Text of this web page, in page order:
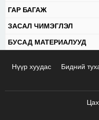
ГАР БАГАЖ
ЗАСАЛ ЧИМЭГЛЭЛ
БУСАД МАТЕРИАЛУУД
Нүүр хуудас Бидний